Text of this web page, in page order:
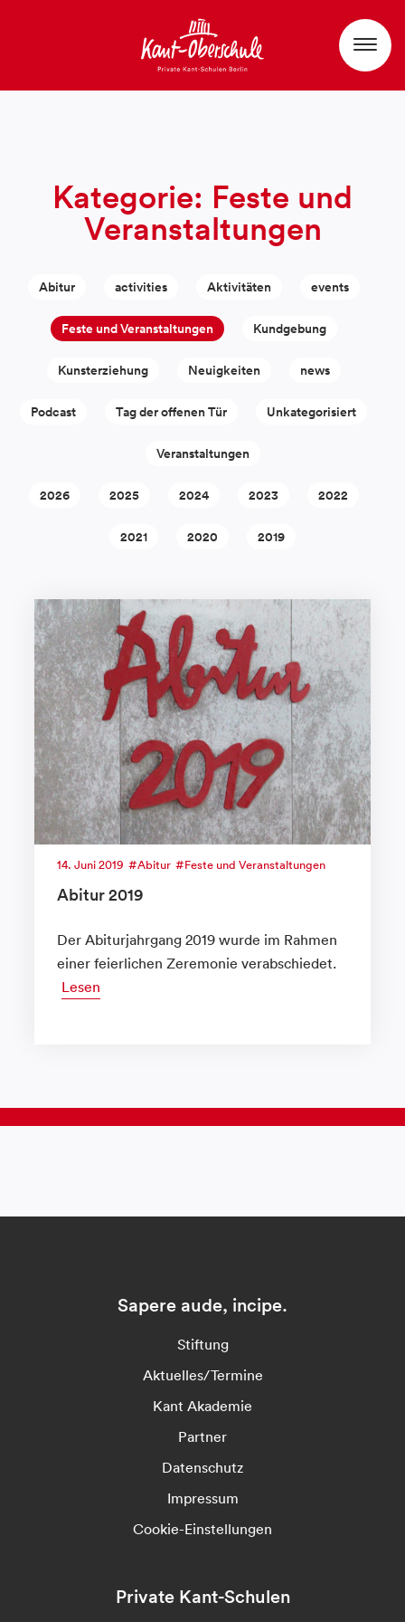
Kategorie: Feste und
Veranstaltungen
Abitur activities Aktivitäten events
Feste und Veranstaltungen Kundgebung
Kunsterziehung Neuigkeiten news
Podcast Tag der offenen Tür Unkategorisiert
Veranstaltungen
2026 2025 2024 2023 2022
2021 2020 2019
14. Juni 2019 Abitur Feste und Veranstaltungen
Abitur 2019
Der Abiturjahrgang 2019 wurde im Rahmen
einer feierlichen Zeremonie verabschiedet.
Lesen
Sapere aude, incipe.
Stiftung
Aktuelles/Termine
Kant Akademie
Partner
Datenschutz
Impressum
Cookie-Einstellungen
Private Kant-Schulen